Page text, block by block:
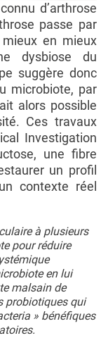
d’arthrose
passe par
en mieux
dysbiose du
suggère donc
microbiote, par
alors possible
Ces travaux
Investigation
une fibre
un profil
contexte réel
à plusieurs
pour réduire
en lui
malsain de
probiotiques qui
» bénéfiques